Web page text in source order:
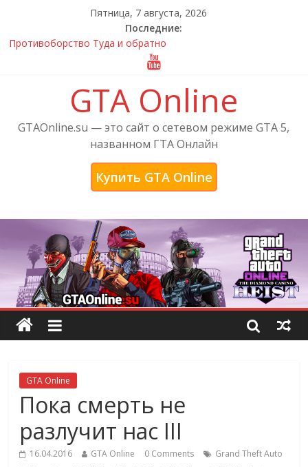
Пятница, 7 августа, 2026
Последние:
Противоборство Туда и обратно
Сетевые ошибки GTA Online, Rockstar Games Launcher и
Social Club — решение с помощью PPN
Купить GTA Online — лицензионная версия GTA 5
Официальный трейлер от Rockstar Games к выходу
Дополнение «Новые приключения бандитов и мошенников»
GTA Online
GTAOnline.su — это сайт о сетевом режиме GTA 5,
названном ГТА Онлайн
Купить GTA Online
GTA Online
Пока смерть не
разлучит нас III
16.04.2016 GTA Online 0 Comments
Grand Theft Auto